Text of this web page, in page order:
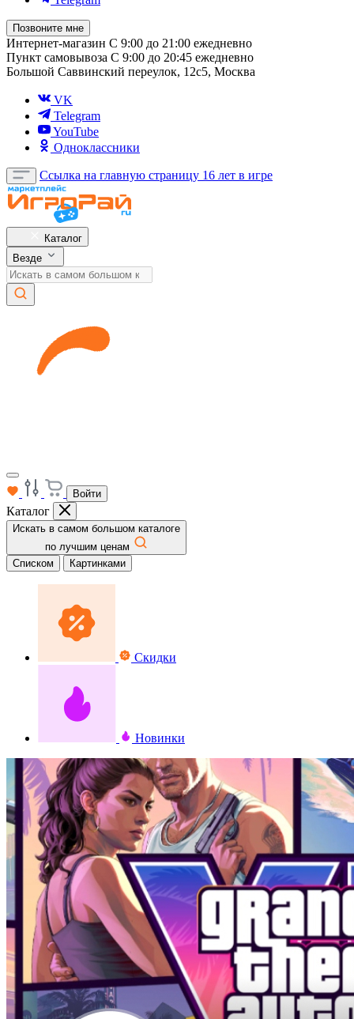
Позвоните мне
Интернет-магазин С 9:00 до 21:00 ежедневно
Пункт самовывоза С 9:00 до 20:45 ежедневно
Большой Саввинский переулок, 12с5, Москва
VK
Telegram
YouTube
Одноклассники
Ссылка на главную страницу 16 лет в игре
Каталог
Везде
Войти
Каталог
Искать в самом большом каталоге
по лучшим ценам
Списком
Картинками
Скидки
Новинки